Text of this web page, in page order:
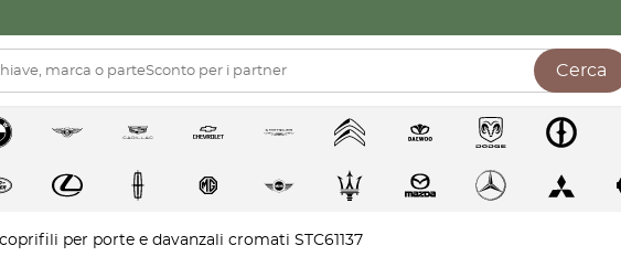
Cerca
per porte e davanzali cromati STC61137